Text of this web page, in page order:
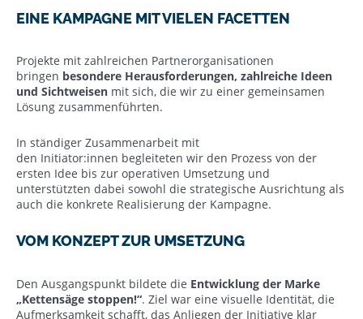
EINE KAMPAGNE MIT VIELEN FACETTEN
Projekte mit zahlreichen Partnerorganisationen
bringen besondere Herausforderungen, zahlreiche Ideen
und Sichtweisen mit sich, die wir zu einer gemeinsamen
Lösung zusammenführten.
In ständiger Zusammenarbeit mit
den Initiator:innen begleiteten wir den Prozess von der
ersten Idee bis zur operativen Umsetzung und
unterstützten dabei sowohl die strategische Ausrichtung als
auch die konkrete Realisierung der Kampagne.
VOM KONZEPT ZUR UMSETZUNG
Den Ausgangspunkt bildete die Entwicklung der Marke
„Kettensäge stoppen!“. Ziel war eine visuelle Identität, die
Aufmerksamkeit schafft, das Anliegen der Initiative klar